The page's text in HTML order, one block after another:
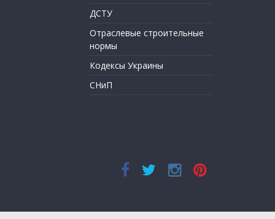
ДСТУ
Отраслевые строительные
нормы
Кодексы Украины
СНиП